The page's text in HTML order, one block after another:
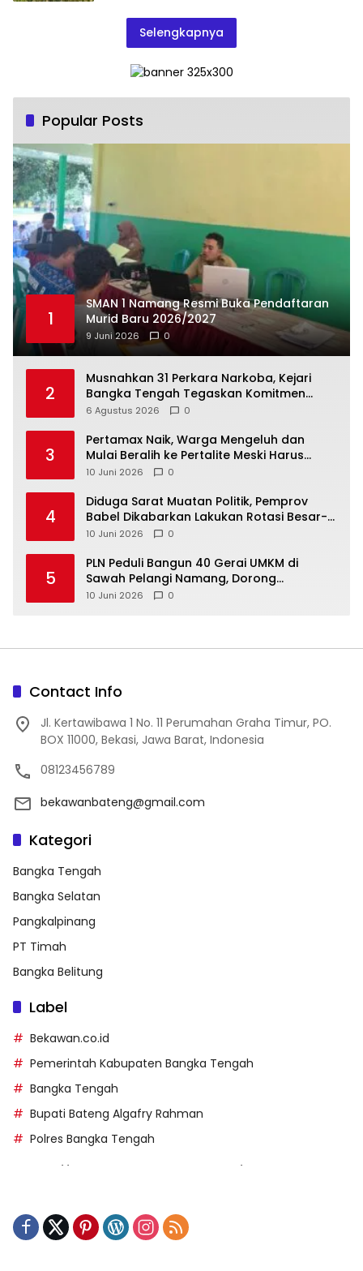
Selengkapnya
Popular Posts
1
SMAN 1 Namang Resmi Buka Pendaftaran
Murid Baru 2026/2027
9 Juni 2026 0
2
Musnahkan 31 Perkara Narkoba, Kejari
Bangka Tengah Tegaskan Komitmen
Berantas Kejahatan Hingga Tuntas
6 Agustus 2026 0
3
‎Pertamax Naik, Warga Mengeluh dan
Mulai Beralih ke Pertalite Meski Harus
10 Juni 2026 0
4
‎Diduga Sarat Muatan Politik, Pemprov
Babel Dikabarkan Lakukan Rotasi Besar-
10 Juni 2026 0
5
‎PLN Peduli Bangun 40 Gerai UMKM di
Sawah Pelangi Namang, Dorong
10 Juni 2026 0
Contact Info
Jl. Kertawibawa 1 No. 11 Perumahan Graha Timur, PO.
BOX 11000, Bekasi, Jawa Barat, Indonesia
08123456789
bekawanbateng@gmail.com
Kategori
Bangka Tengah
Bangka Selatan
Pangkalpinang
PT Timah
Bangka Belitung
Label
Bekawan.co.id
Pemerintah Kabupaten Bangka Tengah
Bangka Tengah
Bupati Bateng Algafry Rahman
Polres Bangka Tengah
https://kecsitim.sitarokab.go.id/